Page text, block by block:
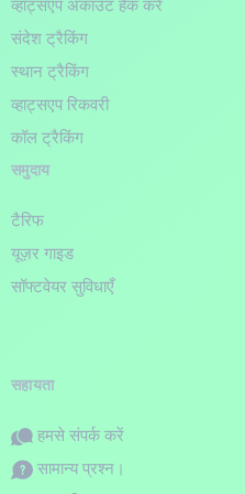
संदेश ट्रैकिंग
स्थान ट्रैकिंग
व्हाट्सएप रिकवरी
कॉल ट्रैकिंग
समुदाय
टैरिफ
यूज़र गाइड
सॉफ्टवेयर सुविधाएँ
सहायता
हमसे संपर्क करें
सामान्य प्रश्न।